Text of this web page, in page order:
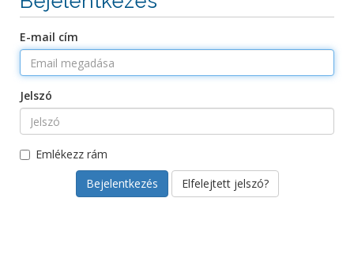
E-mail cím
Jelszó
Emlékezz rám
Elfelejtett jelszó?